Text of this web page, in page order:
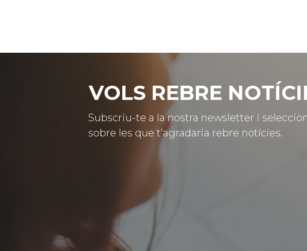
VOLS REBRE
Subscriu-te a la nostra newsletter i
sobre les que t’agradaria rebre notícies.